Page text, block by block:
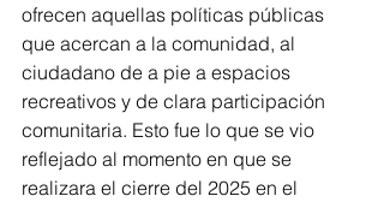
ofrecen aquellas políticas públicas
que acercan a la comunidad, al
ciudadano de a pie a espacios
recreativos y de clara participación
comunitaria. Esto fue lo que se vio
reflejado al momento en que se
realizara el cierre del 2025 en el